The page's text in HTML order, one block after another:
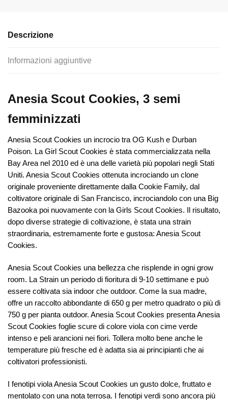
Descrizione
Informazioni aggiuntive
Anesia Scout Cookies, 3 semi
femminizzati
Anesia Scout Cookies un incrocio tra OG Kush e Durban
Poison. La Girl Scout Cookies è stata commercializzata nella
Bay Area nel 2010 ed è una delle varietà più popolari negli Stati
Uniti. Anesia Scout Cookies ottenuta incrociando un clone
originale proveniente direttamente dalla Cookie Family, dal
coltivatore originale di San Francisco, incrociandolo con una Big
Bazooka poi nuovamente con la Girls Scout Cookies. Il risultato,
dopo diverse strategie di coltivazione, è stata una strain
straordinaria, estremamente forte e gustosa: Anesia Scout
Cookies.
Anesia Scout Cookies una bellezza che risplende in ogni grow
room. La Strain un periodo di fioritura di 9-10 settimane e può
essere coltivata sia indoor che outdoor. Come la sua madre,
offre un raccolto abbondante di 650 g per metro quadrato o più di
750 g per pianta outdoor. Anesia Scout Cookies presenta Anesia
Scout Cookies foglie scure di colore viola con cime verde
intenso e peli arancioni nei fiori. Tollera molto bene anche le
temperature più fresche ed è adatta sia ai principianti che ai
coltivatori professionisti.
I fenotipi viola Anesia Scout Cookies un gusto dolce, fruttato e
mentolato con una nota terrosa. I fenotipi verdi sono ancora più